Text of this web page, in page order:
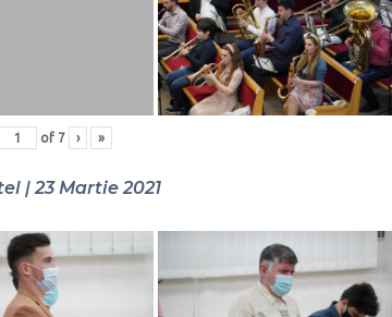
of 7 › »
| 23 Martie 2021